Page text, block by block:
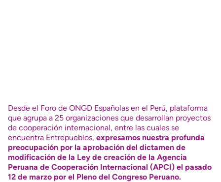
Desde el Foro de ONGD Españolas en el Perú, plataforma
que agrupa a 25 organizaciones que desarrollan proyectos
de cooperación internacional, entre las cuales se
encuentra Entrepueblos, expresamos nuestra profunda
preocupación por la aprobación del dictamen de
modificación de la Ley de creación de la Agencia
Peruana de Cooperación Internacional (APCI) el pasado
12 de marzo por el Pleno del Congreso Peruano.